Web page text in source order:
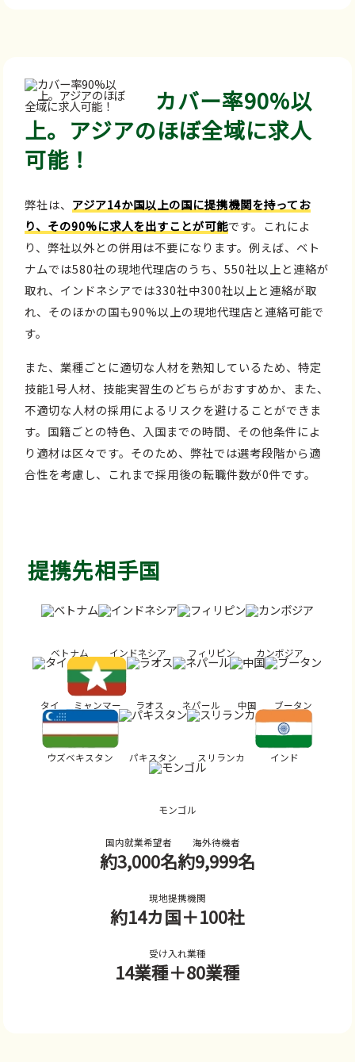
カバー率90%以
上。アジアのほぼ全域に求人
可能！
弊社は、 アジア14か国以上の国に提携機関を持ってお
り、その90%に求人を出すことが可能です。これによ
り、弊社以外との併用は不要になります。例えば、ベト
ナムでは580社の現地代理店のうち、550社以上と連絡が
取れ、インドネシアでは330社中300社以上と連絡が取
れ、そのほかの国も90%以上の現地代理店と連絡可能で
す。
また、業種ごとに適切な人材を熟知しているため、特定
技能1号人材、技能実習生のどちらがおすすめか、また、
不適切な人材の採用によるリスクを避けることができま
す。国籍ごとの特色、入国までの時間、その他条件によ
り適材は区々です。そのため、弊社では選考段階から適
合性を考慮し、これまで採用後の転職件数が0件です。
提携先相手国
ベトナム インドネシア フィリピン カンボジア
タイ ミャンマー ラオス ネパール 中国 ブータン
ウズベキスタン パキスタン スリランカ インド
モンゴル
国内就業希望者
約3,000名
海外待機者
約9,999名
現地提携機関
約14カ国＋100社
受け入れ業種
14業種＋80業種